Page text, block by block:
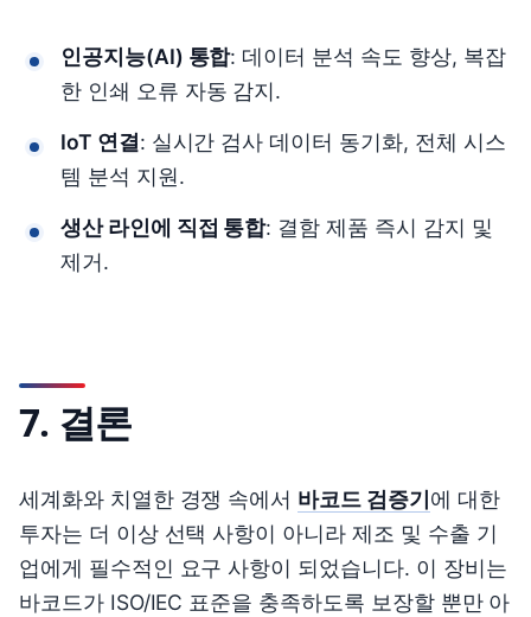
인공지능(AI) 통합: 데이터 분석 속도 향상, 복잡
한 인쇄 오류 자동 감지.
IoT 연결: 실시간 검사 데이터 동기화, 전체 시스
템 분석 지원.
생산 라인에 직접 통합: 결함 제품 즉시 감지 및
제거.
7. 결론
세계화와 치열한 경쟁 속에서 바코드 검증기 에 대한
투자는 더 이상 선택 사항이 아니라 제조 및 수출 기
업에게 필수적인 요구 사항이 되었습니다. 이 장비는
바코드가 ISO/IEC 표준을 충족하도록 보장할 뿐만 아